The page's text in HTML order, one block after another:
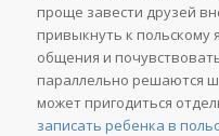
проще завести друзей
привыкнуть к польскому
общения и
параллельно решаются
может пригодиться
записать ребенка в